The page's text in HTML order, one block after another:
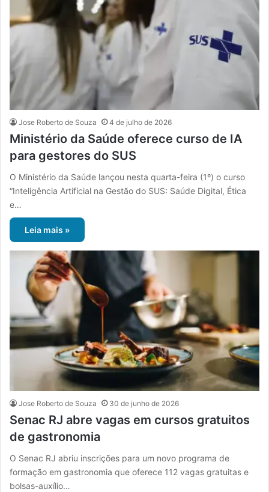
Jose Roberto de Souza 4 de julho de 2026
Ministério da Saúde oferece curso de IA
para gestores do SUS
O Ministério da Saúde lançou nesta quarta-feira (1º) o curso
“Inteligência Artificial na Gestão do SUS: Saúde Digital, Ética
e…
Leia mais »
Jose Roberto de Souza 30 de junho de 2026
Senac RJ abre vagas em cursos gratuitos
de gastronomia
O Senac RJ abriu inscrições para um novo programa de
formação em gastronomia que oferece 112 vagas gratuitas e
bolsas-auxílio…